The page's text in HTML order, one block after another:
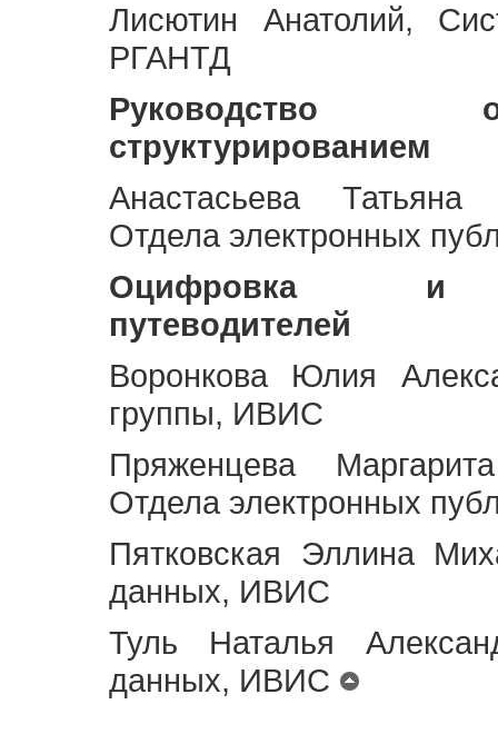
Лисютин Анатолий,
РГАНТД
Руководство
структурированием
Анастасьева Татьяна
Отдела электронных
Оцифровка и
путеводителей
Воронкова Юлия
группы, ИВИС
Пряженцева
Отдела электронных
Пятковская Эллина
данных, ИВИС
Туль Наталья
данных, ИВИС